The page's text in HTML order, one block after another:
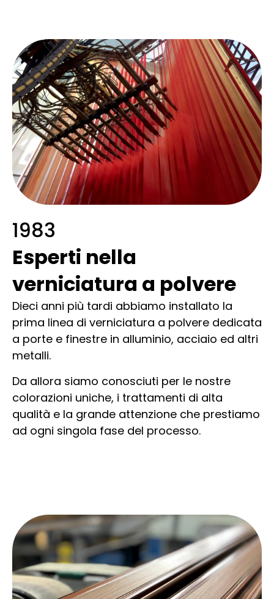
1983
Esperti nella
verniciatura a polvere
Dieci anni più tardi abbiamo installato la
prima linea di verniciatura a polvere dedicata
a porte e finestre in alluminio, acciaio ed altri
metalli.
Da allora siamo conosciuti per le nostre
colorazioni uniche, i trattamenti di alta
qualità e la grande attenzione che prestiamo
ad ogni singola fase del processo.